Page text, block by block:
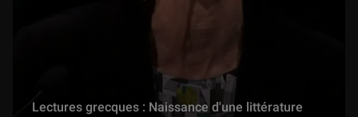
Lectures grecques : Naissance d'une littérature